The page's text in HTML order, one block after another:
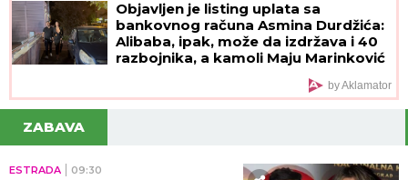
Objavljen je listing uplata sa
bankovnog računa Asmina Durdžića:
Alibaba, ipak, može da izdržava i 40
razbojnika, a kamoli Maju Marinković
by Aklamator
ZABAVA
ESTRADA 09:30